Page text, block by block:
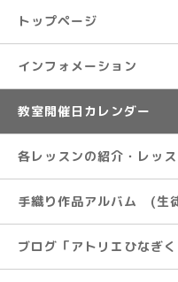
トップページ
インフォメーション
教室開催日カレンダー
各レッスンの紹介・レッ
手織り作品アルバム (生
ブログ「アトリエひなぎ